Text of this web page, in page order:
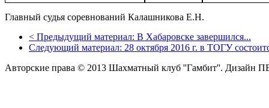
Главный судья соревнований Калашникова Е.Н.
< Предыдущий материал: В Хабаровске завершился...
Следующий материал: 28 октября 2016 г. в ТОГУ
Авторские права © 2013 Шахматный клуб ''Гамбит''. Дизайн